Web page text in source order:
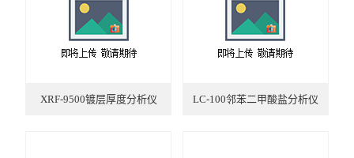
XRF-9500镀层厚度分析仪 LC-100邻苯二甲酸盐分析仪